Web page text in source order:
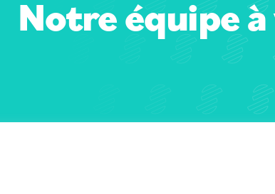
Notre équipe